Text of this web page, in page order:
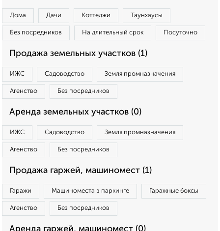
Дома Дачи Коттеджи Таунхаусы
Без посредников На длительный срок Посуточно
Продажа земельных участков (1)
ИЖС Садоводство Земля промназначения
Агенство Без посредников
Аренда земельных участков (0)
ИЖС Садоводство Земля промназначения
Агенство Без посредников
Продажа гаржей, машиномест (1)
Гаражи Машиноместа в паркинге Гаражные боксы
Агенство Без посредников
Аренда гаржей, машиномест (0)